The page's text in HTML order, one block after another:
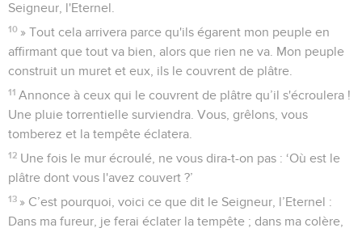
Seigneur, l'Eternel.
10 » Tout cela arrivera parce qu'ils égarent mon peuple en
affirmant que tout va bien, alors que rien ne va. Mon peuple
construit un muret et eux, ils le couvrent de plâtre.
11 Annonce à ceux qui le couvrent de plâtre qu’il s'écroulera !
Une pluie torrentielle surviendra. Vous, grêlons, vous
tomberez et la tempête éclatera.
12 Une fois le mur écroulé, ne vous dira-t-on pas : ‘Où est le
plâtre dont vous l'avez couvert ?’
13 » C’est pourquoi, voici ce que dit le Seigneur, l’Eternel :
Dans ma fureur, je ferai éclater la tempête ; dans ma colère,